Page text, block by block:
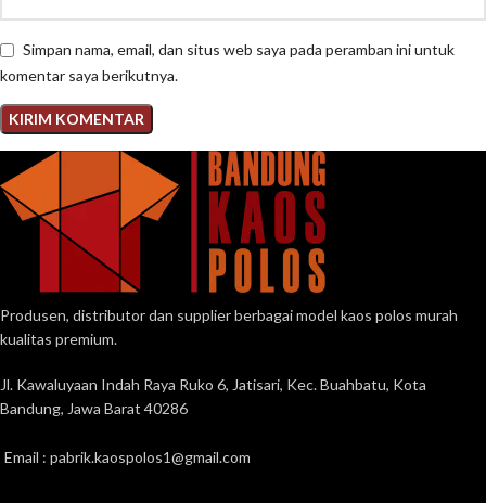
Simpan nama, email, dan situs web saya pada peramban ini untuk
komentar saya berikutnya.
Produsen, distributor dan supplier berbagai model kaos polos murah
kualitas premium.
Jl. Kawaluyaan Indah Raya Ruko 6, Jatisari, Kec. Buahbatu, Kota
Bandung, Jawa Barat 40286
Email : pabrik.kaospolos1@gmail.com